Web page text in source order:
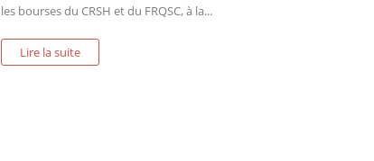
les bourses du CRSH et du FRQSC, à la...
Lire la suite